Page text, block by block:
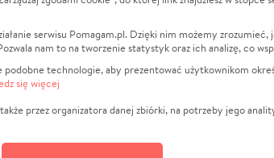
Dla NGO
Fundacja Pomagam.pl
Sport
Pomoc
Pogrzeb
serwisu Pomagam.pl. Dzięki nim możemy zrozumieć,
nam to na tworzenie statystyk oraz ich analizę, co
technologie, aby prezentować użytkownikom
się więcej
przez organizatora danej zbiórki, na potrzeby jego